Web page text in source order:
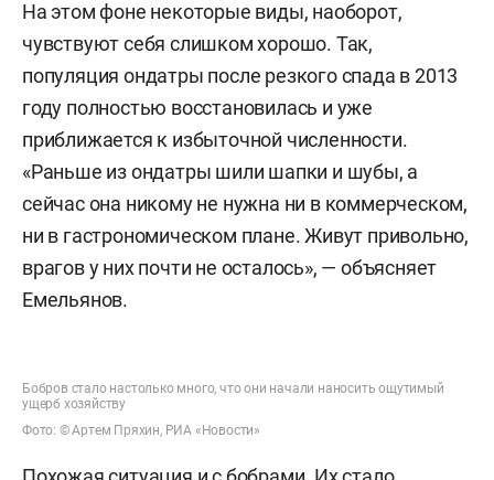
На этом фоне некоторые виды, наоборот,
чувствуют себя слишком хорошо. Так,
популяция ондатры после резкого спада в 2013
году полностью восстановилась и уже
приближается к избыточной численности.
«Раньше из ондатры шили шапки и шубы, а
сейчас она никому не нужна ни в коммерческом,
ни в гастрономическом плане. Живут привольно,
врагов у них почти не осталось», — объясняет
Емельянов.
Бобров стало настолько много, что они начали наносить ощутимый
ущерб хозяйству
Фото: © Артем Пряхин, РИА «Новости»